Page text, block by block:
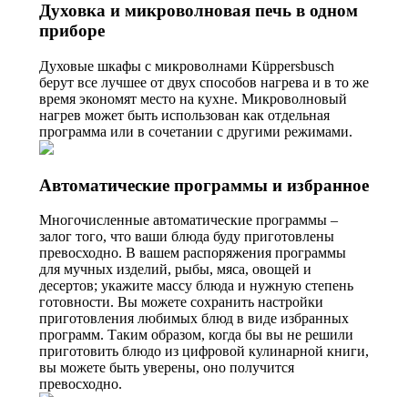
Духовка и микроволновая печь в одном
приборе
Духовые шкафы с микроволнами Küppersbusch
берут все лучшее от двух способов нагрева и в то же
время экономят место на кухне. Микроволновый
нагрев может быть использован как отдельная
программа или в сочетании с другими режимами.
Автоматические программы и избранное
Многочисленные автоматические программы –
залог того, что ваши блюда буду приготовлены
превосходно. В вашем распоряжения программы
для мучных изделий, рыбы, мяса, овощей и
десертов; укажите массу блюда и нужную степень
готовности. Вы можете сохранить настройки
приготовления любимых блюд в виде избранных
программ. Таким образом, когда бы вы не решили
приготовить блюдо из цифровой кулинарной книги,
вы можете быть уверены, оно получится
превосходно.